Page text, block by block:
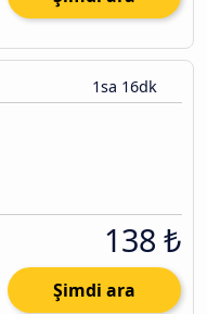
1sa 16dk
138 ₺
Şimdi ara